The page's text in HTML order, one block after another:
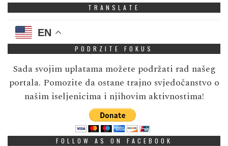
TRANSLATE
EN
PODRZITE FOKUS
Sada svojim uplatama možete podržati rad našeg
portala. Pomozite da ostane trajno svjedočanstvo o
našim iseljenicima i njihovim aktivnostima!
FOLLOW AS ON FACEBOOK